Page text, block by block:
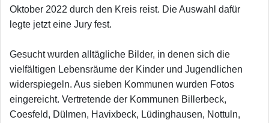
Oktober 2022 durch den Kreis reist. Die Auswahl dafür
legte jetzt eine Jury fest.
Gesucht wurden alltägliche Bilder, in denen sich die
vielfältigen Lebensräume der Kinder und Jugendlichen
widerspiegeln. Aus sieben Kommunen wurden Fotos
eingereicht. Vertretende der Kommunen Billerbeck,
Coesfeld, Dülmen, Havixbeck, Lüdinghausen, Nottuln,